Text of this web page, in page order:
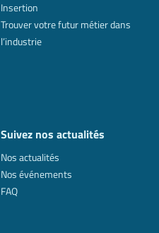
Insertion
Trouver votre futur métier dans
l’industrie
Suivez nos actualités
Nos actualités
Nos événements
FAQ